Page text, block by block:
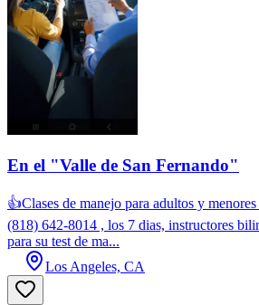
En el "Valle de San Fernando"
👍Clases de manejo para adultos y
(818) 642-8014 , los 7 dias, instructores
para su test de ma...
Los Angeles, CA